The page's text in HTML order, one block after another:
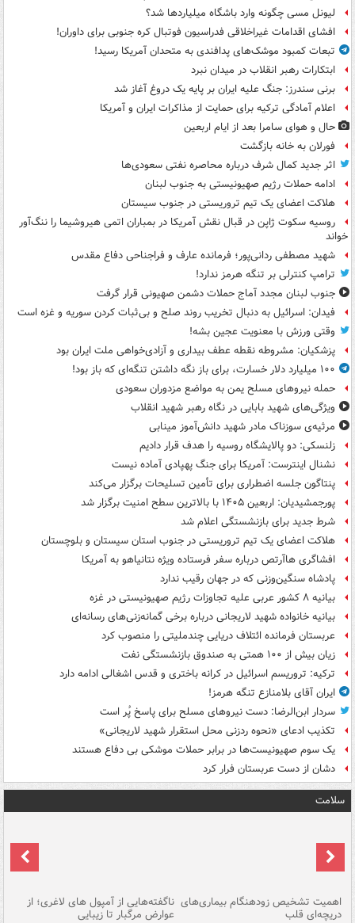
لیونل مسی چگونه وارد باشگاه میلیاردها شد؟
افشای اقدامات غیراخلاقی فدراسیون فوتبال کره جنوبی برای داوران!
تبعات کمبود موشک‌های پدافندی به متحدان آمریکا رسید!
ابتکارات رهبر انقلاب در میدان نبرد
برنی سندرز: جنگ علیه ایران بر پایه یک دروغ آغاز شد
اعلام آمادگی ترکیه برای حمایت از مذاکرات ایران و آمریکا
حال و هوای سامرا بعد از ایام اربعین
فورلان به خانه بازگشت
اثر جدید کمال شرف درباره محاصره نفتی سعودی‌ها
ادامه حملات رژیم صهیونیستی به جنوب لبنان
هلاکت اعضای یک تیم تروریستی در جنوب سیستان
روسیه سکوت ژاپن در قبال نقش آمریکا در بمباران اتمی هیروشیما را ننگ‌آور
خواند
شهید مصطفی ردانی‌پور؛ فرمانده عارف و فراجناحی دفاع مقدس
ترامپ کنترلی بر تنگه هرمز ندارد!
جنوب لبنان مجدد آماج حملات دشمن صهیونی قرار گرفت
فیدان: اسرائیل به دنبال تخریب روند صلح و بی‌ثبات کردن سوریه و غزه است
وقتی ورزش با معنویت عجین بشه!
پزشکیان: مشروطه نقطه عطف بیداری و آزادی‌خواهی ملت ایران بود
۱۰۰ میلیارد دلار خسارت، برای باز نگه داشتن تنگه‌ای که باز بود!
حمله نیروهای مسلح یمن به مواضع مزدوران سعودی
ویژگی‌های شهید بابایی در نگاه رهبر شهید انقلاب
مرثیه‌ی سوزناک مادر شهید دانش‌آموز مینابی
زلنسکی: دو پالایشگاه روسیه را هدف قرار دادیم
نشنال اینترست: آمریکا برای جنگ پهپادی آماده نیست
پنتاگون جلسه اضطراری برای تأمین تسلیحات برگزار می‌کند
پورجمشیدیان: اربعین ۱۴۰۵ با بالاترین سطح امنیت برگزار شد
شرط جدید برای بازنشستگی اعلام شد
هلاکت اعضای یک تیم تروریستی در جنوب استان سیستان و بلوچستان
افشاگری هاآرتص درباره سفر فرستاده ویژه نتانیاهو به آمریکا
پادشاه سنگین‌وزنی که در جهان رقیب ندارد
بیانیه ۸ کشور عربی علیه تجاوزات رژیم صهیونیستی در غزه
بیانیه خانواده شهید لاریجانی درباره برخی گمانه‌زنی‌های رسانه‌ای
عربستان فرمانده ائتلاف دریایی چندملیتی را منصوب کرد
زیان بیش از ۱۰۰ همتی به صندوق‌ بازنشستگی نفت
ترکیه: تروریسم اسرائیل در کرانه باختری و قدس اشغالی ادامه دارد
ایران آقای بلامنازع تنگه هرمز!
سردار ابن‌الرضا: دست نیروهای مسلح برای پاسخ پُر است
تکذیب ادعای «نحوه ردزنی محل استقرار شهید لاریجانی»
یک‌ سوم صهیونیست‌ها در برابر حملات موشکی بی دفاع هستند
دشان از دست عربستان فرار کرد
سلامت
اهمیت تشخیص زودهنگام بیماری‌های
دریچه‌ای قلب
ناگفته‌هایی از آمپول های لاغری؛ از
عوارض مرگبار تا زیبایی